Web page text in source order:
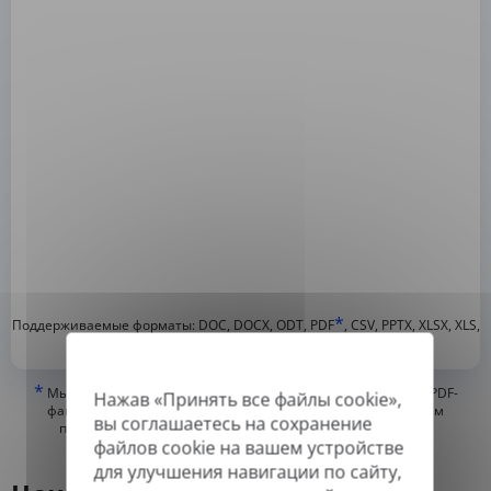
Нажав «Принять все файлы cookie»,
вы соглашаетесь на сохранение
файлов cookie на вашем устройстве
для улучшения навигации по сайту,
Поддерживаемые форматы: DOC, DOCX, ODT, PDF*, CSV, PPTX, XLSX, XLS,
RTF, TXT
* Мы можем переводить только «истинные» или цифровые PDF-
файлы, а также файлы с возможностью поиска, но не можем
переводить PDF-файлы, состоящие из изображений, или
отсканированные PDF.